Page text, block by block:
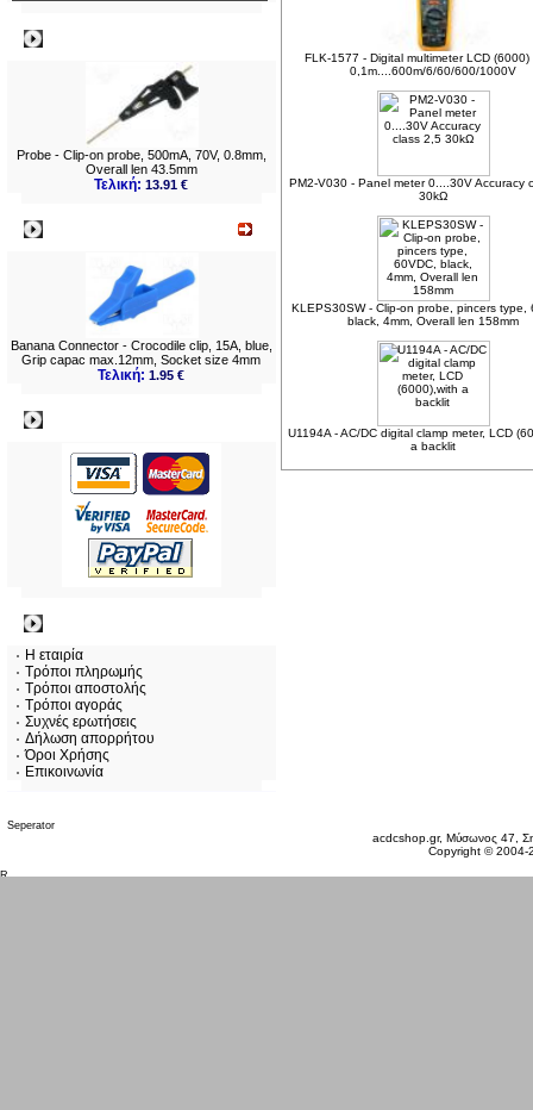
Probe - Clip-on probe, 500mA, 70V, 0.8mm,
Overall len 43.5mm
Τελική:13.91 €
Banana Connector - Crocodile clip, 15A, blue,
Grip capac max.12mm, Socket size 4mm
Τελική:1.95 €
Η εταιρία
Τρόποι πληρωμής
Τρόποι αποστολής
Τρόποι αγοράς
Συχνές ερωτήσεις
Δήλωση απορρήτου
Όροι Χρήσης
Επικοινωνία
FLK-1577 - Digital multimeter LCD (6000)
0,1m....600m/6/60/600/1000V
PM2-V030 - Panel meter 0....30V Accuracy
30kΩ
KLEPS30SW - Clip-on probe, pincers type,
black, 4mm, Overall len 158mm
U1194A - AC/DC digital clamp meter, LCD
a backlit
acdcshop.gr, Μύσωνος 47,
Copyright ©